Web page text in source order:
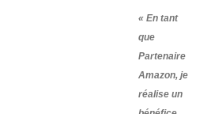
« En tant
que
Partenaire
Amazon, je
réalise un